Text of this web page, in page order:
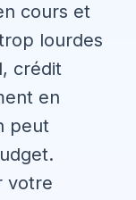
cours et
lourdes
crédit
en
peut
votre